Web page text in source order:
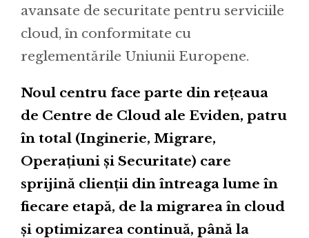
avansate de securitate pentru serviciile
cloud, în conformitate cu
reglementările Uniunii Europene.
Noul centru face parte din rețeaua
de Centre de Cloud ale Eviden, patru
în total (Inginerie, Migrare,
Operațiuni și Securitate) care
sprijină clienții din întreaga lume în
fiecare etapă, de la migrarea în cloud
și optimizarea continuă, până la